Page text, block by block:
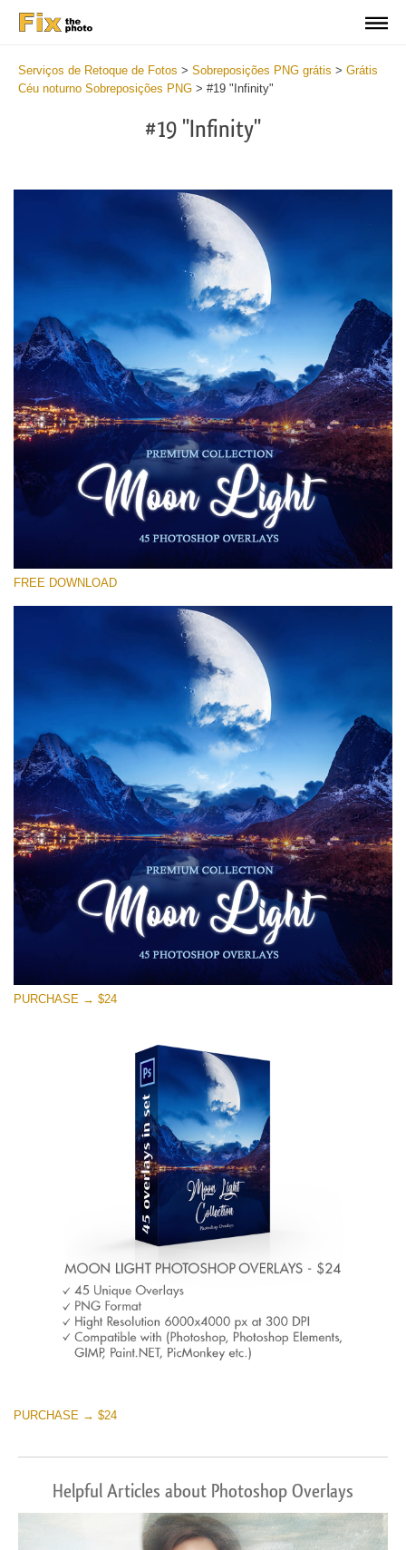
Serviços de Retoque de Fotos > Sobreposições PNG grátis > Grátis
Céu noturno Sobreposições PNG > #19 "Infinity"
#19 "Infinity"
Por favor selecione
Free Moon Overlay #19
Small 800*533px
(45 Overlays)
Fairy Tale (344 Overlays)
Entire Collection
Large 6000*4000px
Download Grátis
FREE DOWNLOAD
PURCHASE → $24
PURCHASE → $24
Helpful Articles about Photoshop Overlays